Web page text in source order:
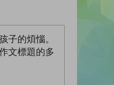
子的煩惱。
文標題的多